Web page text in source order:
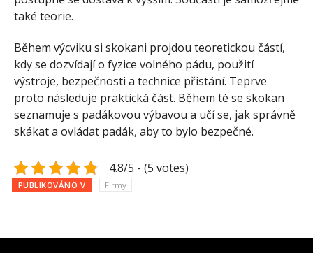
také teorie.
Během výcviku si skokani projdou teoretickou částí,
kdy se dozvídají o fyzice volného pádu, použití
výstroje, bezpečnosti a technice přistání. Teprve
proto následuje praktická část. Během té se skokan
seznamuje s padákovou výbavou a učí se, jak správně
skákat a ovládat padák, aby to bylo bezpečné.
4.8/5 - (5 votes)
PUBLIKOVÁNO V Firmy